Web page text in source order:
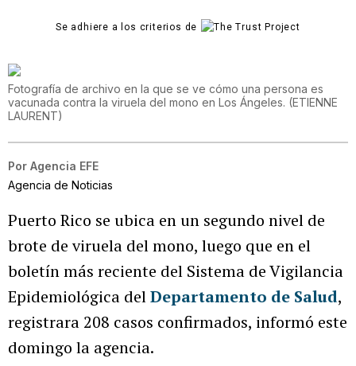
Se adhiere a los criterios de
Fotografía de archivo en la que se ve cómo una persona es
vacunada contra la viruela del mono en Los Ángeles. (ETIENNE
LAURENT)
Por Agencia EFE
Agencia de Noticias
Puerto Rico se ubica en un segundo nivel de
brote de viruela del mono, luego que en el
boletín más reciente del Sistema de Vigilancia
Epidemiológica delDepartamento de Salud,
registrara 208 casos confirmados, informó este
domingo la agencia.